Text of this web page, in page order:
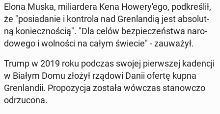
Elona Muska, mi­liar­de­ra Kena Ho­we­ry­'e­go, pod­kre­ślił,
że "po­sia­da­nie i kon­tro­la nad Gren­lan­dią jest ab­so­lut­
ną ko­niecz­no­ścią". "Dla celów bez­pie­czeń­stwa na­ro­
do­we­go i wol­no­ści na całym świecie" - za­uwa­żył.
Trump w 2019 roku podczas swojej pierw­szej ka­den­cji
w Białym Domu złożył rządowi Danii ofertę kupna
Gren­lan­dii. Pro­po­zy­cja została wówczas sta­now­czo
od­rzu­co­na.